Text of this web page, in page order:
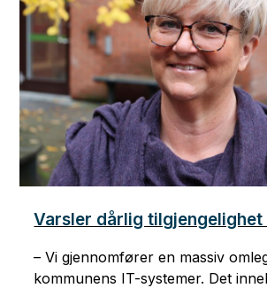
Varsler dårlig tilgjengelighet
– Vi gjennomfører en massiv
kommunens IT-systemer. Det